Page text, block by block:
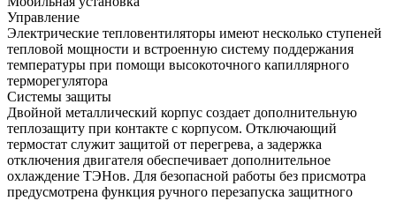
Управление
Электрические тепловентиляторы имеют несколько ступеней
тепловой мощности и встроенную систему поддержания
температуры при помощи высокоточного капиллярного
терморегулятора
Системы защиты
Двойной металлический корпус создает дополнительную
теплозащиту при контакте с корпусом. Отключающий
термостат служит защитой от перегрева, а задержка
отключения двигателя обеспечивает дополнительное
охлаждение ТЭНов. Для безопасной работы без присмотра
предусмотрена функция ручного перезапуска защитного